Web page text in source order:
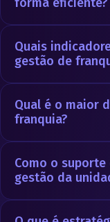
Quais
gestão de
Qual é o maior
franquia?
Como o
gestão da